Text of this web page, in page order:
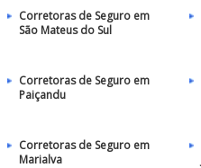
Corretoras de Seguro em
São Mateus do Sul
Corretoras de Seguro em
Paiçandu
Corretoras de Seguro em
Marialva